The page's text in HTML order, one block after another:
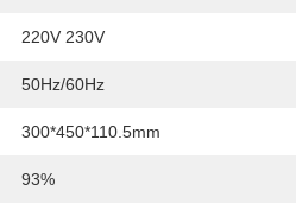
220V 230V
50Hz/60Hz
300*450*110.5mm
93%